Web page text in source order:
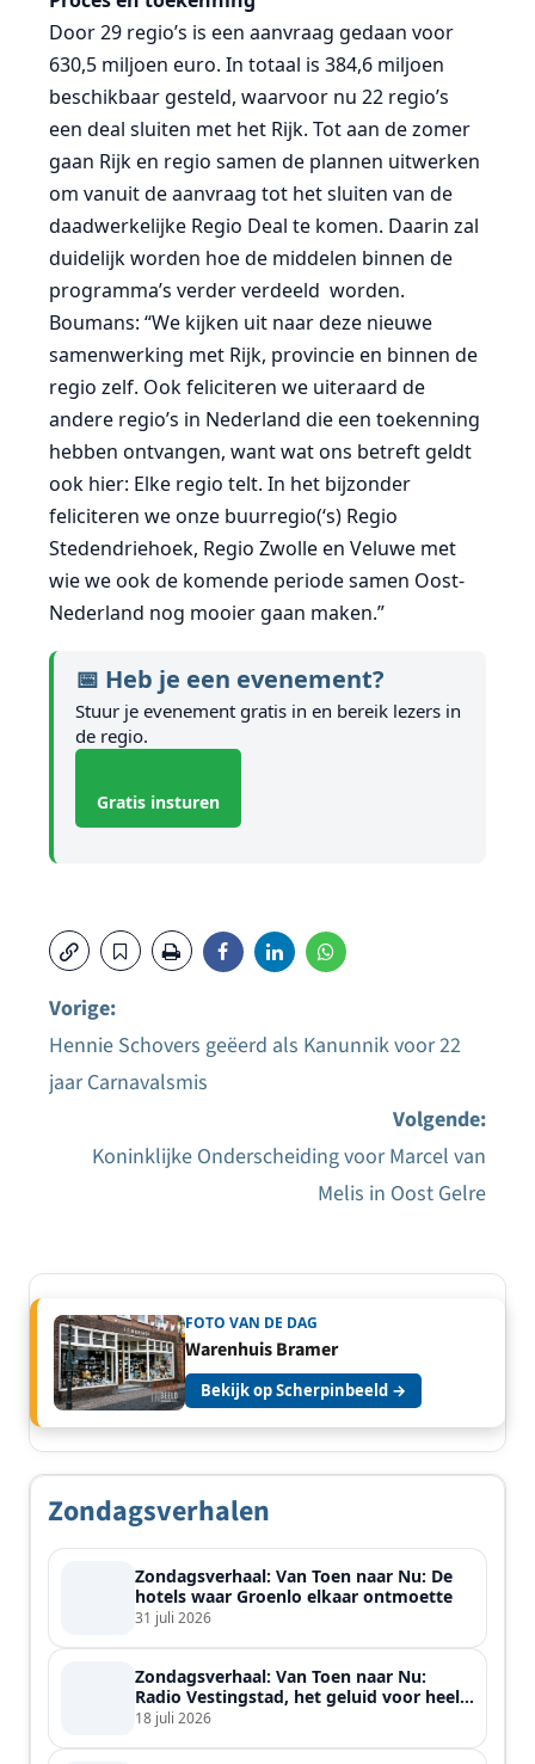
Door 29 regio’s is een aanvraag gedaan voor
630,5 miljoen euro. In totaal is 384,6 miljoen
beschikbaar gesteld, waarvoor nu 22 regio’s
een deal sluiten met het Rijk. Tot aan de zomer
gaan Rijk en regio samen de plannen uitwerken
om vanuit de aanvraag tot het sluiten van de
daadwerkelijke Regio Deal te komen. Daarin zal
duidelijk worden hoe de middelen binnen de
programma’s verder verdeeld worden.
Boumans: “We kijken uit naar deze nieuwe
samenwerking met Rijk, provincie en binnen de
regio zelf. Ook feliciteren we uiteraard de
andere regio’s in Nederland die een toekenning
hebben ontvangen, want wat ons betreft geldt
ook hier: Elke regio telt. In het bijzonder
feliciteren we onze buurregio(‘s) Regio
Stedendriehoek, Regio Zwolle en Veluwe met
wie we ook de komende periode samen Oost-
Nederland nog mooier gaan maken.”
📅 Heb je een evenement?
Stuur je evenement gratis in en bereik lezers in
de regio.
Gratis insturen
Bericht
Vorige:
Hennie Schovers geëerd als Kanunnik voor 22
jaar Carnavalsmis
Volgende:
Koninklijke Onderscheiding voor Marcel van
Melis in Oost Gelre
FOTO VAN DE DAG
Warenhuis Bramer
Bekijk op Scherpinbeeld →
Zondagsverhalen
Zondagsverhaal: Van Toen naar Nu: De
hotels waar Groenlo elkaar ontmoette
31 juli 2026
Zondagsverhaal: Van Toen naar Nu:
Radio Vestingstad, het geluid voor heel
de streek
18 juli 2026